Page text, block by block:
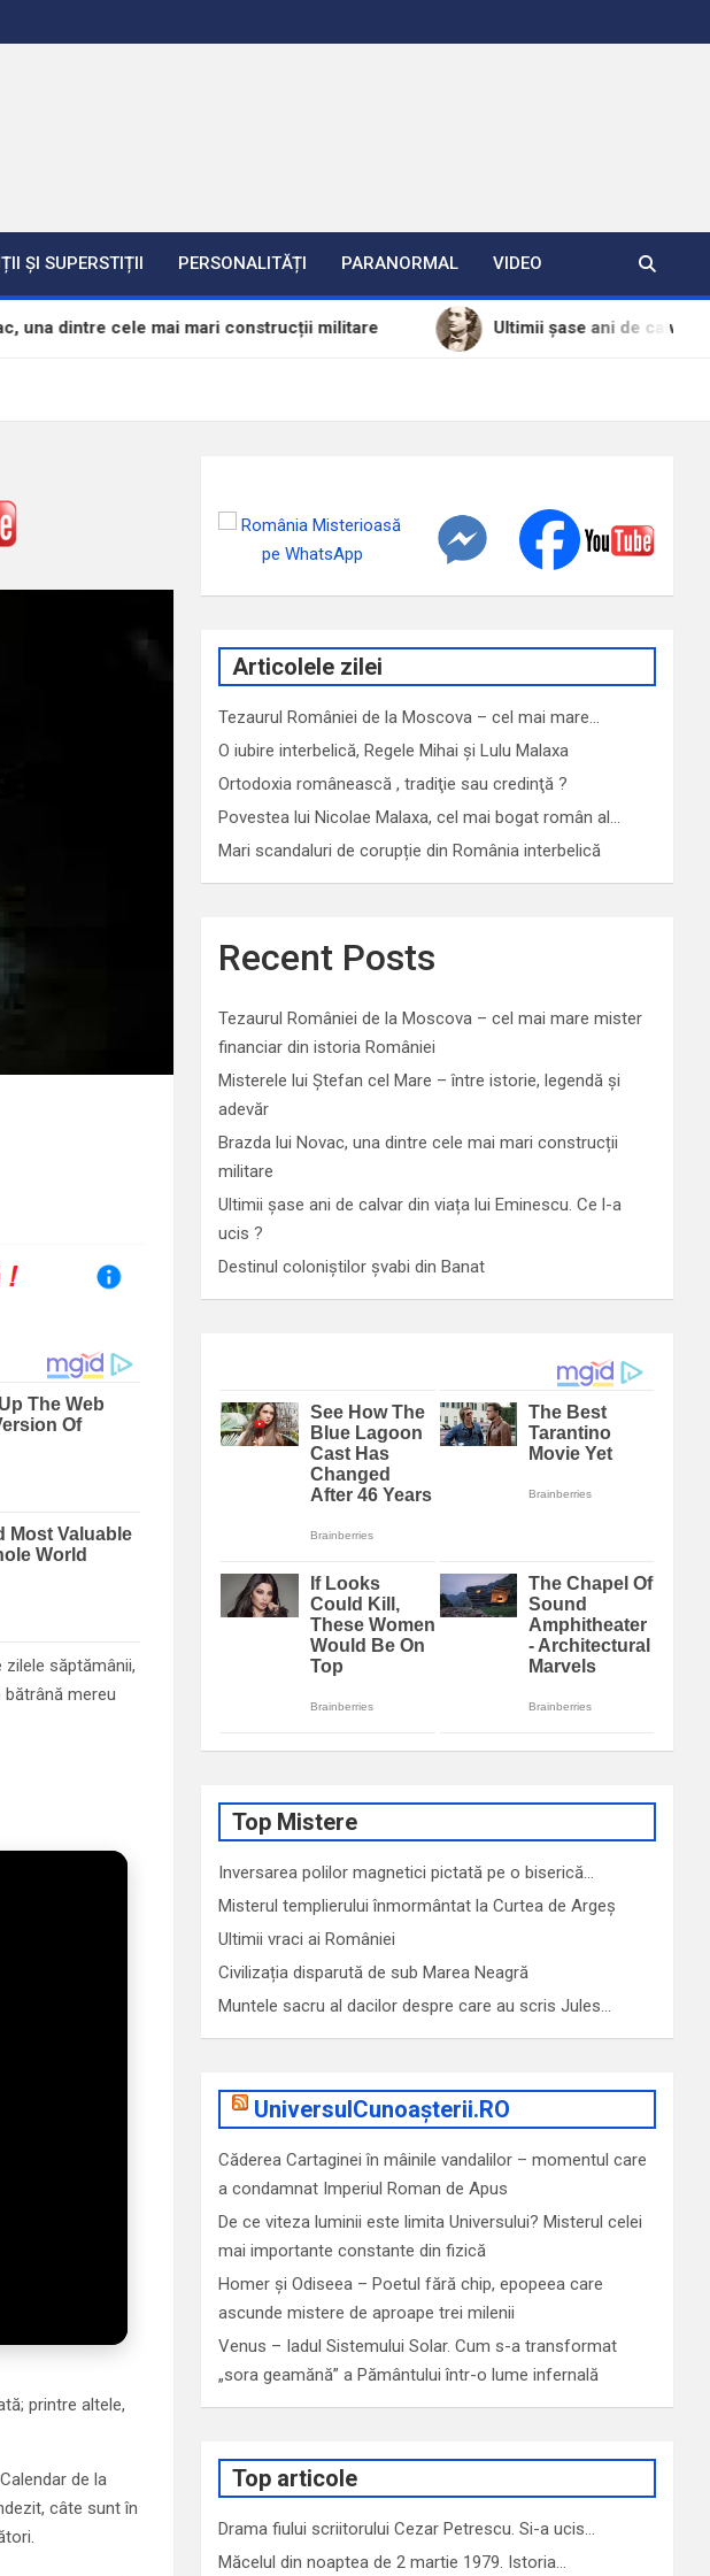
ȘI SUPERSTIȚII PERSONALITĂȚI PARANORMAL VIDEO
cele mai mari construcții militare Ultimii șase ani de calvar din viața lui
săptămânii,
mereu
printre altele,
de la
câte sunt în
Articolele zilei
Tezaurul României de la Moscova – cel mai mare…
O iubire interbelică, Regele Mihai și Lulu Malaxa
Ortodoxia românească , tradiţie sau credinţă ?
Povestea lui Nicolae Malaxa, cel mai bogat român al…
Mari scandaluri de corupție din România interbelică
Recent Posts
Tezaurul României de la Moscova – cel mai mare mister
financiar din istoria României
Misterele lui Ștefan cel Mare – între istorie, legendă și
adevăr
Brazda lui Novac, una dintre cele mai mari construcții
militare
Ultimii șase ani de calvar din viața lui Eminescu. Ce l-a
ucis ?
Destinul coloniștilor șvabi din Banat
Top Mistere
Inversarea polilor magnetici pictată pe o biserică…
Misterul templierului înmormântat la Curtea de Argeș
Ultimii vraci ai României
Civilizația disparută de sub Marea Neagră
Muntele sacru al dacilor despre care au scris Jules…
UniversulCunoașterii.RO
Căderea Cartaginei în mâinile vandalilor – momentul care
a condamnat Imperiul Roman de Apus
De ce viteza luminii este limita Universului? Misterul celei
mai importante constante din fizică
Homer și Odiseea – Poetul fără chip, epopeea care
ascunde mistere de aproape trei milenii
Venus – Iadul Sistemului Solar. Cum s-a transformat
„sora geamănă” a Pământului într-o lume infernală
Top articole
Drama fiului scriitorului Cezar Petrescu. Si-a ucis…
Măcelul din noaptea de 2 martie 1979. Istoria…